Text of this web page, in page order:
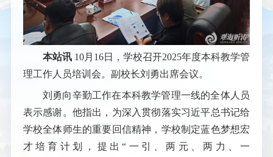
本站讯 10月16日，学校召开2025年度本科教学管
理工作人员培训会。副校长刘勇出席会议。
刘勇向辛勤工作在本科教学管理一线的全体人员
表示感谢。他指出，为深入贯彻落实习近平总书记给
学校全体师生的重要回信精神，学校制定蓝色梦想宏
才培育计划，提出“一引、两元、两力、一